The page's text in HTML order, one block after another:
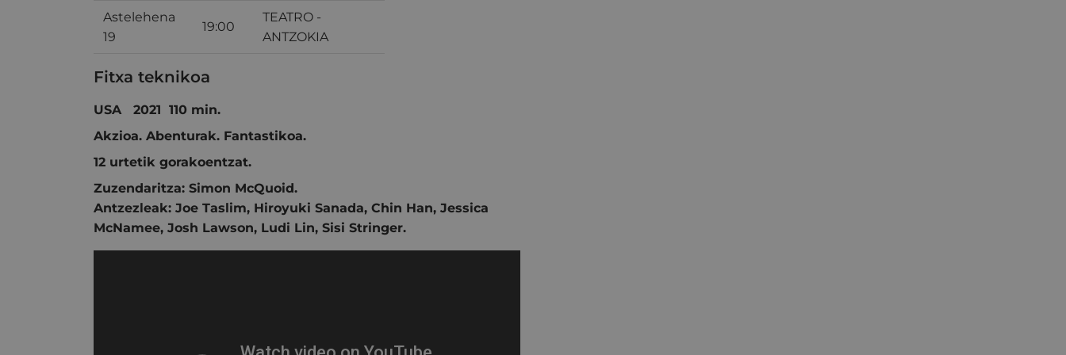
Astelehena
19
19:00
TEATRO -
ANTZOKIA
Fitxa teknikoa
USA 2021 110 min.
Akzioa. Abenturak. Fantastikoa.
12 urtetik gorakoentzat.
Zuzendaritza: Simon McQuoid.
Antzezleak: Joe Taslim, Hiroyuki Sanada, Chin Han, Jessica
McNamee, Josh Lawson, Ludi Lin, Sisi Stringer.